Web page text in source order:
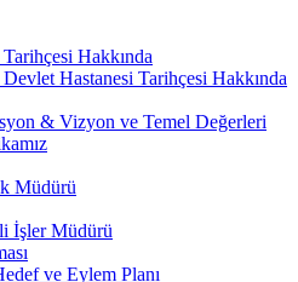
Hakkında
Hastanesi Tarihçesi Hakkında
& Vizyon ve Temel Değerleri
Müdürü
İşler Müdürü
ve Eylem Planı